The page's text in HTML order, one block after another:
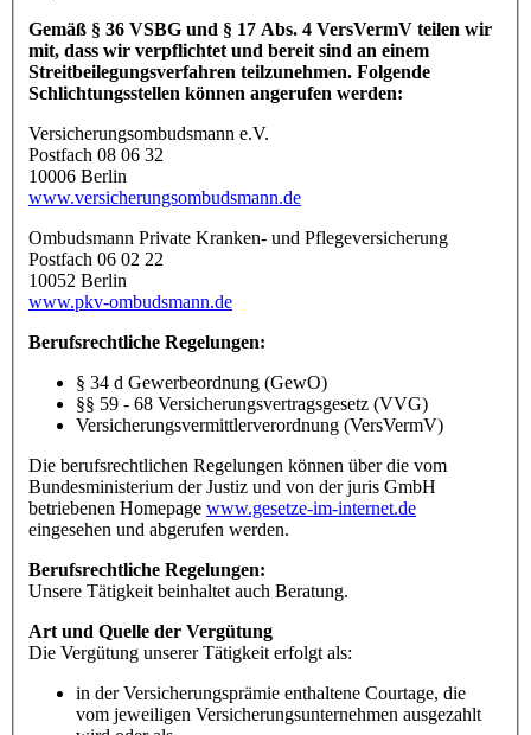
Gemäß § 36 VSBG und § 17 Abs. 4 VersVermV teilen wir
mit, dass wir verpflichtet und bereit sind an einem
Streitbeilegungsverfahren teilzunehmen. Folgende
Schlichtungsstellen können angerufen werden:
Versicherungsombudsmann e.V.
Postfach 08 06 32
10006 Berlin
www.versicherungsombudsmann.de
Ombudsmann Private Kranken- und Pflegeversicherung
Postfach 06 02 22
10052 Berlin
www.pkv-ombudsmann.de
Berufsrechtliche Regelungen:
§ 34 d Gewerbeordnung (GewO)
§§ 59 - 68 Versicherungsvertragsgesetz (VVG)
Versicherungsvermittlerverordnung (VersVermV)
Die berufsrechtlichen Regelungen können über die vom
Bundesministerium der Justiz und von der juris GmbH
betriebenen Homepage www.gesetze-im-internet.de
eingesehen und abgerufen werden.
Berufsrechtliche Regelungen:
Unsere Tätigkeit beinhaltet auch Beratung.
Art und Quelle der Vergütung
Die Vergütung unserer Tätigkeit erfolgt als:
in der Versicherungsprämie enthaltene Courtage, die
vom jeweiligen Versicherungsunternehmen ausgezahlt